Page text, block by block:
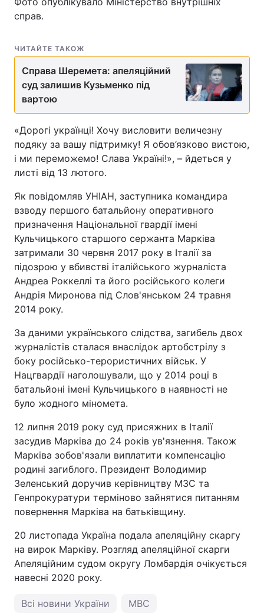
справ.
ЧИТАЙТЕ ТАКОЖ
Справа Шеремета: апеляційний
суд залишив Кузьменко під
вартою
«Дорогі українці! Хочу висловити величезну
подяку за вашу підтримку! Я обов’язково вистою,
і ми переможемо! Слава Україні!», – йдеться у
листі від 13 лютого.
Як повідомляв УНІАН, заступника командира
взводу першого батальйону оперативного
призначення Національної гвардії імені
Кульчицького старшого сержанта Марківа
затримали 30 червня 2017 року в Італії за
підозрою у вбивстві італійського журналіста
Андреа Роккеллі та його російського колеги
Андрія Миронова під Слов'янськом 24 травня
2014 року.
За даними українського слідства, загибель двох
журналістів сталася внаслідок артобстрілу з
боку російсько-терористичних військ. У
Нацгвардії наголошували, що у 2014 році в
батальйоні імені Кульчицького в наявності не
було жодного міномета.
12 липня 2019 року суд присяжних в Італії
засудив Марківа до 24 років ув'язнення. Також
Марківа зобов'язали виплатити компенсацію
родині загиблого. Президент Володимир
Зеленський доручив керівництву МЗС та
Генпрокуратури терміново зайнятися питанням
повернення Марківа на батьківщину.
20 листопада Україна подала апеляційну скаргу
на вирок Марківу. Розгляд апеляційної скарги
Апеляційним судом округу Ломбардія очікується
навесні 2020 року.
Всі новини України МВС